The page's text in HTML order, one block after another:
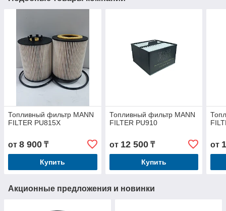
Топливный фильтр MANN
FILTER PU815X
от 8 900 ₸
Купить
Топливный фильтр MANN
FILTER PU910
от 12 500₸
Купить
от
Акционные предложения и новинки